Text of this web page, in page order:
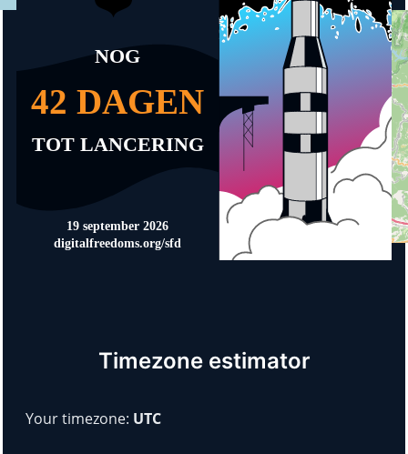
Timezone estimator
Your timezone: UTC